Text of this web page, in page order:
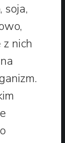
soja,
nich